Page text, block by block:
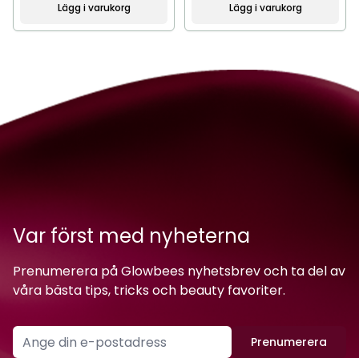
Lägg i varukorg Lägg i varukorg
Var först med nyheterna
Prenumerera på Glowbees nyhetsbrev och ta del av
våra bästa tips, tricks och beauty favoriter.
Prenumerera